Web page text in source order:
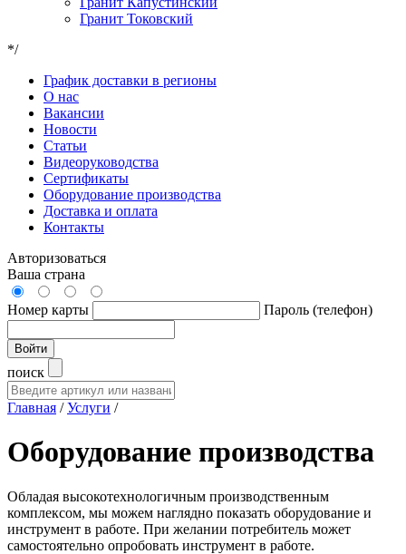
Гранит Токовский
*/
График доставки в регионы
О нас
Вакансии
Новости
Статьи
Видеоруководства
Сертификаты
Оборудование производства
Доставка и оплата
Контакты
Авторизоваться
Ваша страна
Номер карты Пароль (телефон)
Войти
поиск
Главная / Услуги /
Оборудование производства
Обладая высокотехнологичным производственным
комплексом, мы можем наглядно показать оборудование и
инструмент в работе. При желании потребитель может
самостоятельно опробовать инструмент в работе.